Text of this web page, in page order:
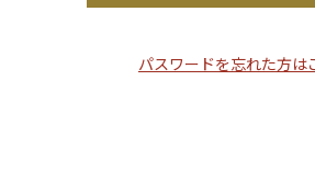
パスワードを忘れた方は